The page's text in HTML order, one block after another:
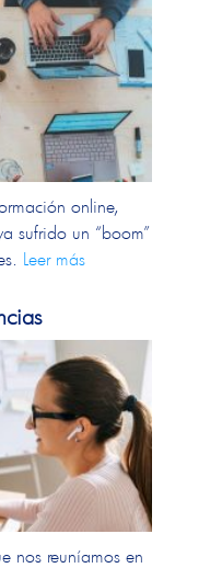
online,
sufrido un “boom”
Leer más
nos reuníamos en